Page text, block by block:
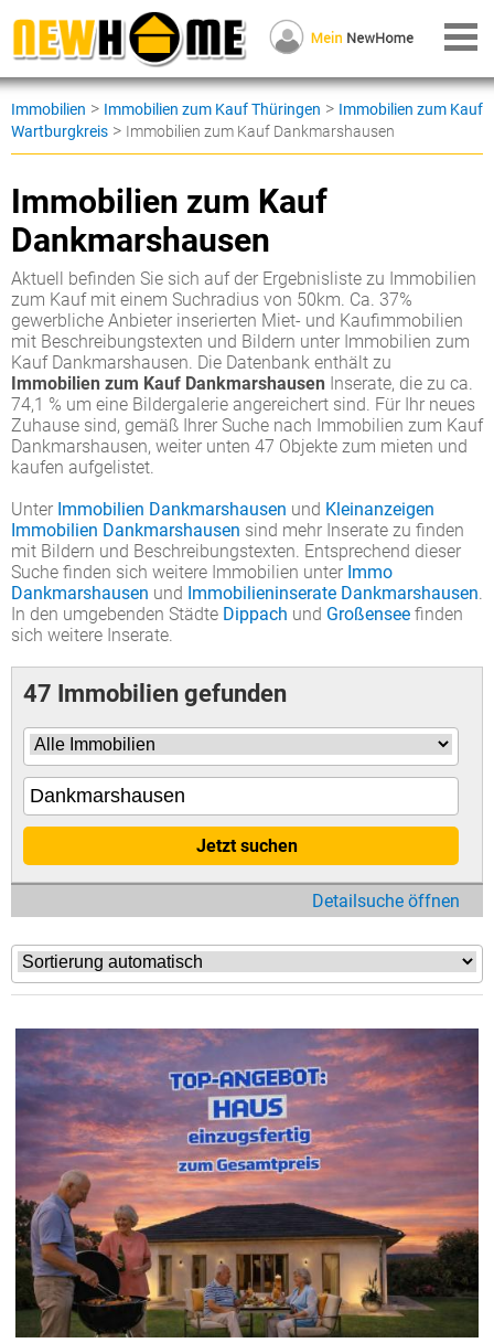
Immobilien > Immobilien zum Kauf Thüringen > Immobilien zum Kauf
Wartburgkreis > Immobilien zum Kauf Dankmarshausen
Immobilien zum Kauf
Dankmarshausen
Aktuell befinden Sie sich auf der Ergebnisliste zu Immobilien
zum Kauf mit einem Suchradius von 50km. Ca. 37%
gewerbliche Anbieter inserierten Miet- und Kaufimmobilien
mit Beschreibungstexten und Bildern unter Immobilien zum
Kauf Dankmarshausen. Die Datenbank enthält zu
Immobilien zum Kauf Dankmarshausen Inserate, die zu ca.
74,1 % um eine Bildergalerie angereichert sind. Für Ihr neues
Zuhause sind, gemäß Ihrer Suche nach Immobilien zum Kauf
Dankmarshausen, weiter unten 47 Objekte zum mieten und
kaufen aufgelistet.
Unter Immobilien Dankmarshausen und Kleinanzeigen
Immobilien Dankmarshausen sind mehr Inserate zu finden
mit Bildern und Beschreibungstexten. Entsprechend dieser
Suche finden sich weitere Immobilien unter Immo
Dankmarshausen und Immobilieninserate Dankmarshausen.
In den umgebenden Städte Dippach und Großensee finden
sich weitere Inserate.
47 Immobilien gefunden
Jetzt suchen
Detailsuche öffnen